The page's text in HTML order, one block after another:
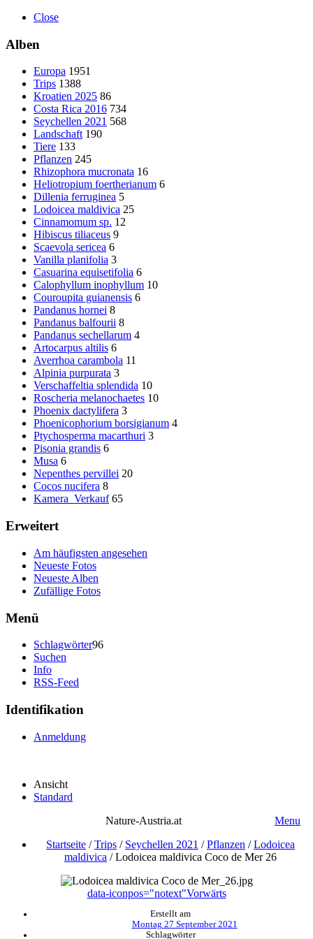
Close
Alben
Europa 1951
Trips 1388
Kroatien 2025 86
Costa Rica 2016 734
Seychellen 2021 568
Landschaft 190
Tiere 133
Pflanzen 245
Rhizophora mucronata 16
Heliotropium foertherianum 6
Dillenia ferruginea 5
Lodoicea maldivica 25
Cinnamomum sp. 12
Hibiscus tiliaceus 9
Scaevola sericea 6
Vanilla planifolia 3
Casuarina equisetifolia 6
Calophyllum inophyllum 10
Couroupita guianensis 6
Pandanus hornei 8
Pandanus balfourii 8
Pandanus sechellarum 4
Artocarpus altilis 6
Averrhoa carambola 11
Alpinia purpurata 3
Verschaffeltia splendida 10
Roscheria melanochaetes 10
Phoenix dactylifera 3
Phoenicophorium borsigianum 4
Ptychosperma macarthuri 3
Pisonia grandis 6
Musa 6
Nepenthes pervillei 20
Cocos nucifera 8
Kamera_Verkauf 65
Erweitert
Am häufigsten angesehen
Neueste Fotos
Neueste Alben
Zufällige Fotos
Menü
Schlagwörter96
Suchen
Info
RSS-Feed
Identifikation
Anmeldung
Ansicht
Standard
Nature-Austria.at
Menu
Startseite /Trips / Seychellen 2021 /Pflanzen /Lodoicea
maldivica /Lodoicea maldivica Coco de Mer 26
data-iconpos="notext"Vorwärts
Erstellt am
Montag 27 September 2021
Schlagwörter